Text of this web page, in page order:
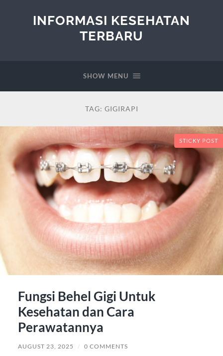
INFORMASI KESEHATAN
TERBARU
SHOW MENU
TAG: GIGIRAPI
STICKY POST
Fungsi Behel Gigi Untuk
Kesehatan dan Cara
Perawatannya
AUGUST 23, 2025 / 0 COMMENTS